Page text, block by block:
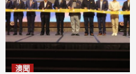
澳聞